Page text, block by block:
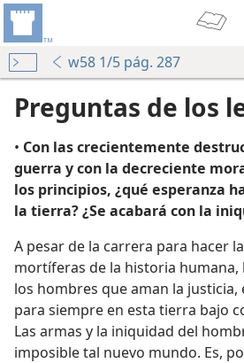
w58 1/5 pág. 287
Preguntas de los
• Con las crecientemente
guerra y con la decreciente
los principios, ¿qué esperanza
la tierra? ¿Se acabará con la
A pesar de la carrera para hacer
mortíferas de la historia humana,
los hombres que aman la justicia,
para siempre en esta tierra bajo
Las armas y la iniquidad del
imposible tal nuevo mundo. Es,